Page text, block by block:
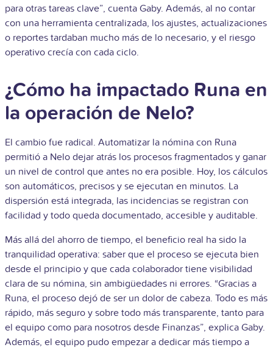
para otras tareas clave”, cuenta Gaby. Además, al no contar
con una herramienta centralizada, los ajustes, actualizaciones
o reportes tardaban mucho más de lo necesario, y el riesgo
operativo crecía con cada ciclo.
¿Cómo ha impactado Runa en
la operación de Nelo?
El cambio fue radical. Automatizar la nómina con Runa
permitió a Nelo dejar atrás los procesos fragmentados y ganar
un nivel de control que antes no era posible. Hoy, los cálculos
son automáticos, precisos y se ejecutan en minutos. La
dispersión está integrada, las incidencias se registran con
facilidad y todo queda documentado, accesible y auditable.
Más allá del ahorro de tiempo, el beneficio real ha sido la
tranquilidad operativa: saber que el proceso se ejecuta bien
desde el principio y que cada colaborador tiene visibilidad
clara de su nómina, sin ambigüedades ni errores. “Gracias a
Runa, el proceso dejó de ser un dolor de cabeza. Todo es más
rápido, más seguro y sobre todo más transparente, tanto para
el equipo como para nosotros desde Finanzas”, explica Gaby.
Además, el equipo pudo empezar a dedicar más tiempo a